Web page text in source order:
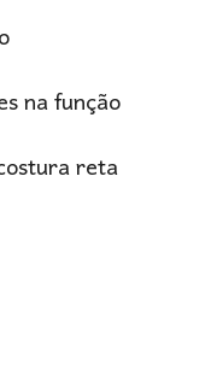
na função
reta